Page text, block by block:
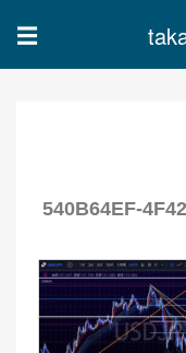
☰
540B64EF-